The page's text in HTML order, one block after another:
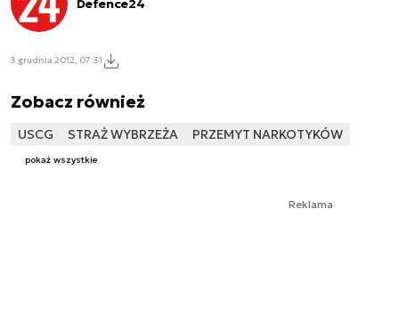
Defence24
3 grudnia 2012, 07:31
Zobacz również
USCG STRAŻ WYBRZEŻA PRZEMYT NARKOTYKÓW
pokaż wszystkie
Reklama